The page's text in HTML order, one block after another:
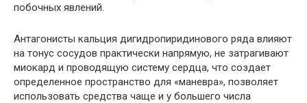
побочных явлений.
Антагонисты кальция дигидропиридинового ряда влияют
на тонус сосудов практически напрямую, не затрагивают
миокард и проводящую систему сердца, что создает
определенное пространство для «маневра», позволяет
использовать средства чаще и у большего числа